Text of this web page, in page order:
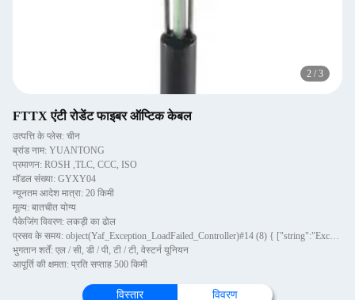
2 / 3
FTTX एंटी रोडेंट फाइबर ऑप्टिक केबल
उत्पत्ति के प्लेस: चीन
ब्रांड नाम: YUANTONG
प्रमाणन: ROSH ,TLC, CCC, ISO
मॉडल संख्या: GYXY04
न्यूनतम आदेश मात्रा: 20 किमी
मूल्य: बातचीत योग्य
पैकेजिंग विवरण: लकड़ी का ढोल
प्रसव के समय: object(Yaf_Exception_LoadFailed_Controller)#14 (8) { ["string":"Exception":private]=> string(0)
भुगतान शर्तें: एल / सी, डी / पी, टी / टी, वेस्टर्न यूनियन
आपूर्ति की क्षमता: प्रति सप्ताह 500 किमी
विस्तार विवरण